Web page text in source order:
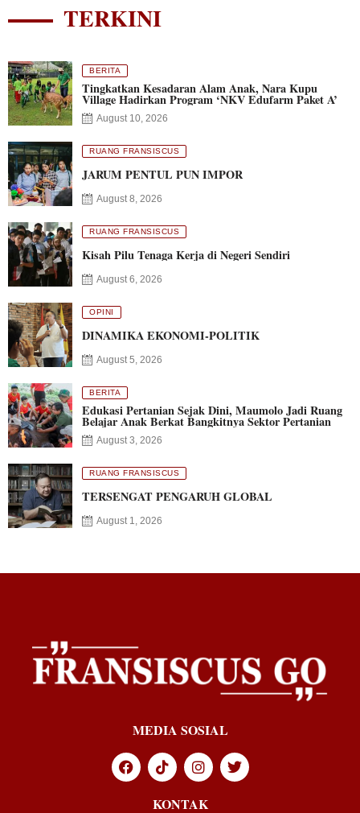
TERKINI
BERITA
Tingkatkan Kesadaran Alam Anak, Nara Kupu
Village Hadirkan Program ‘NKV Edufarm Paket A’
August 10, 2026
RUANG FRANSISCUS
JARUM PENTUL PUN IMPOR
August 8, 2026
RUANG FRANSISCUS
Kisah Pilu Tenaga Kerja di Negeri Sendiri
August 6, 2026
OPINI
DINAMIKA EKONOMI-POLITIK
August 5, 2026
BERITA
Edukasi Pertanian Sejak Dini, Maumolo Jadi Ruang
Belajar Anak Berkat Bangkitnya Sektor Pertanian
August 3, 2026
RUANG FRANSISCUS
TERSENGAT PENGARUH GLOBAL
August 1, 2026
MEDIA SOSIAL
KONTAK